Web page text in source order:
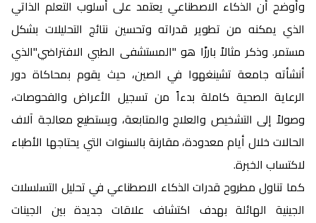
وأوضح أن الذكاء الاصطناعي يعتمد على أسلوب التعلم الذاتي
الذي يمكنه من تطوير قدراته وتحسين نتائج التحليلات بشكل
مستمر. وذكر مثالاً بارزًا هو "المستشفى الطبي الافتراضي"الذي
أنشأته جامعة تشينغهوا في الصين، حيث يقوم بمحاكاة دور
الرعاية الصحية كاملة بدءاً من تسجيل الأعراض والفحوصات،
وصولاً إلى التشخيص والعلاج والمتابعة، ويستطيع معالجة آلاف
الحالات خلال أيام معدودة، مقارنة بالسنوات التي يحتاجها الأطباء
لاكتساب الخبرة.
كما تناول مطروح قدرات الذكاء الاصطناعي في تحليل التسلسلات
الجينية الهائلة بهدف اكتشاف علاقات جديدة بين الجينات